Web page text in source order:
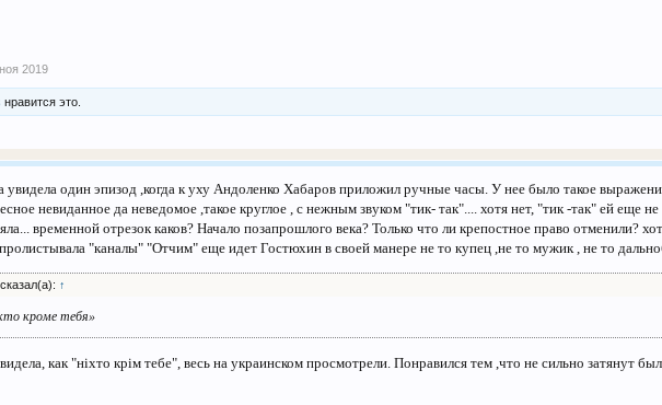
2019
нравится это.
увидела один эпизод ,когда к уху Андоленко Хабаров приложил ручные часы. У нее было такое
невиданное да неведомое ,такое круглое , с нежным звуком "тик- так".... хотя нет, "тик -так" ей
временной отрезок каков? Начало позапрошлого века? Только что ли крепостное право отменили?
"каналы" "Отчим" еще идет Гостюхин в своей манере не то купец ,не то мужик , не то
↑
кроме тебя»
видела, как "ніхто крім тебе", весь на украинском просмотрели. Понравился тем ,что не сильно затянут был